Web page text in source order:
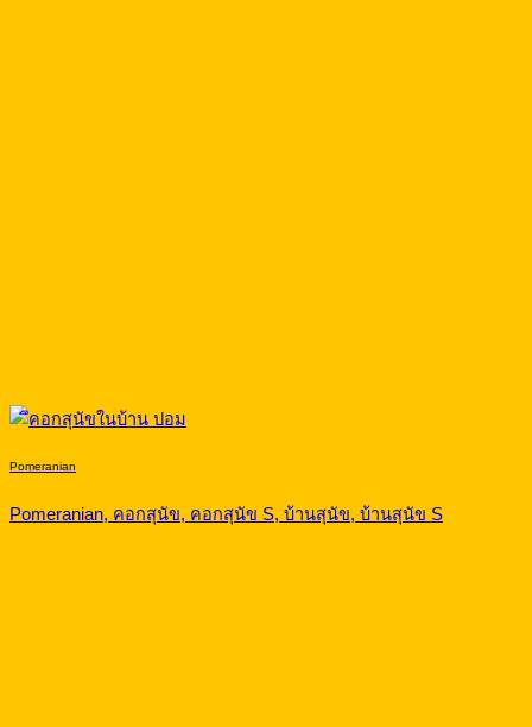
Pomeranian
Pomeranian, คอกสุนัข, คอกสุนัข S, บ้านสุนัข, บ้านสุนัข S